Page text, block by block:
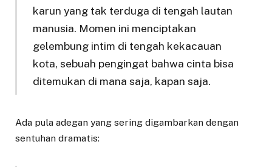
karun yang tak terduga di tengah lautan
manusia. Momen ini menciptakan
gelembung intim di tengah kekacauan
kota, sebuah pengingat bahwa cinta bisa
ditemukan di mana saja, kapan saja.
Ada pula adegan yang sering digambarkan dengan
sentuhan dramatis: